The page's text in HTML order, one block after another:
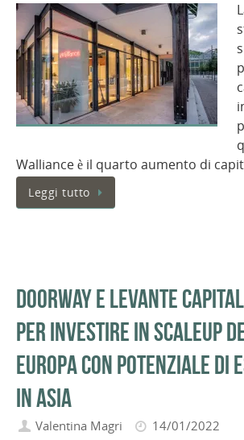
Walliance è il quarto aumento di
Leggi tutto
Doorway e Levante
per investire in scaleup
Europa con potenziale di
in Asia
Valentina Magri
14/01/2022